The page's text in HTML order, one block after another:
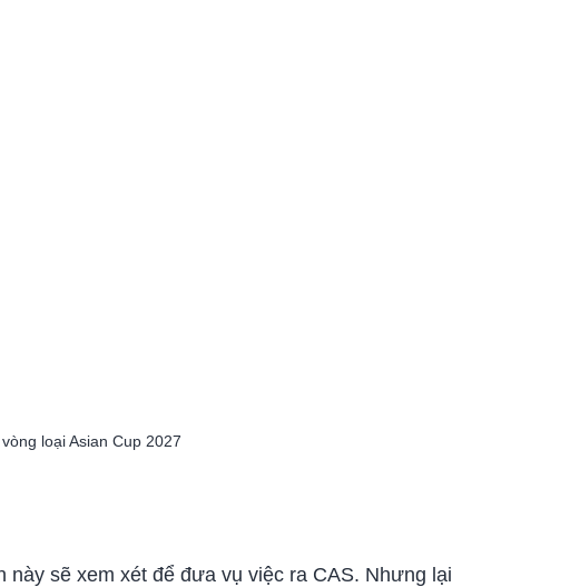
loại Asian Cup 2027
này sẽ xem xét để đưa vụ việc ra CAS. Nhưng lại